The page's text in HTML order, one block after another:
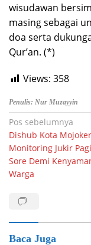
wisudawan
masing sebagai
doa serta
Qur’an. (*)
Views: 358
Penulis: Nur Muzayyin
Navigasi
pos
Pos sebelumnya
Dishub Kota
Monitoring Jukir
Sore Demi
Warga
Baca Juga